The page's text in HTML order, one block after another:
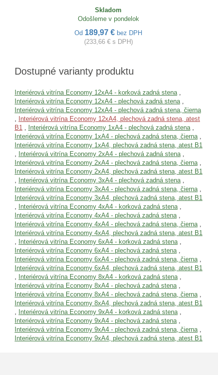
Skladom
Odošleme v pondelok
Od 189,97 € bez DPH
(233,66 € s DPH)
Dostupné varianty produktu
Interiérová vitrína Economy 12xA4 - korková zadná stena ,
Interiérová vitrína Economy 12xA4 - plechová zadná stena ,
Interiérová vitrína Economy 12xA4 - plechová zadná stena, čierna
,
Interiérová vitrína Economy 12xA4, plechová zadná stena, atest
B1 , Interiérová vitrína Economy 1xA4 - plechová zadná stena ,
Interiérová vitrína Economy 1xA4 - plechová zadná stena, čierna ,
Interiérová vitrína Economy 1xA4, plechová zadná stena, atest B1
,
Interiérová vitrína Economy 2xA4 - plechová zadná stena ,
Interiérová vitrína Economy 2xA4 - plechová zadná stena, čierna ,
Interiérová vitrína Economy 2xA4, plechová zadná stena, atest B1
,
Interiérová vitrína Economy 3xA4 - plechová zadná stena ,
Interiérová vitrína Economy 3xA4 - plechová zadná stena, čierna ,
Interiérová vitrína Economy 3xA4, plechová zadná stena, atest B1
,
Interiérová vitrína Economy 4xA4 - korková zadná stena ,
Interiérová vitrína Economy 4xA4 - plechová zadná stena ,
Interiérová vitrína Economy 4xA4 - plechová zadná stena, čierna ,
Interiérová vitrína Economy 4xA4, plechová zadná stena, atest B1
,
Interiérová vitrína Economy 6xA4 - korková zadná stena ,
Interiérová vitrína Economy 6xA4 - plechová zadná stena ,
Interiérová vitrína Economy 6xA4 - plechová zadná stena, čierna ,
Interiérová vitrína Economy 6xA4, plechová zadná stena, atest B1
,
Interiérová vitrína Economy 8xA4 - korková zadná stena ,
Interiérová vitrína Economy 8xA4 - plechová zadná stena ,
Interiérová vitrína Economy 8xA4 - plechová zadná stena, čierna ,
Interiérová vitrína Economy 8xA4, plechová zadná stena, atest B1
,
Interiérová vitrína Economy 9xA4 - korková zadná stena ,
Interiérová vitrína Economy 9xA4 - plechová zadná stena ,
Interiérová vitrína Economy 9xA4 - plechová zadná stena, čierna ,
Interiérová vitrína Economy 9xA4, plechová zadná stena, atest B1